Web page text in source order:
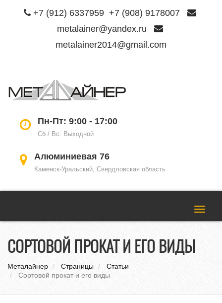
+7 (912) 6337959 +7 (908) 9178007
metalainer@yandex.ru
metalainer2014@gmail.com
Пн-Пт: 9:00 - 17:00
Сб / Вс: Выходной
Алюминиевая 76
Каменск-Уральский, Свердловская область
СОРТОВОЙ ПРОКАТ И ЕГО ВИДЫ
Металайнер Страницы
Статьи
Сортовой прокат и его виды